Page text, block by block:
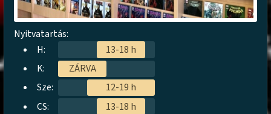
Nyitvatartás:
H:
13-18 h
K:
ZÁRVA
Sze:
12-19 h
CS:
13-18 h